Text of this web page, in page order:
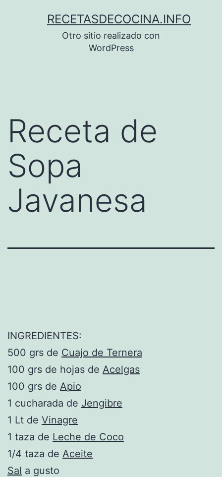
RECETASDECOCINA.INFO
Otro sitio realizado con
WordPress
Receta de
Sopa
Javanesa
INGREDIENTES:
500 grs de Cuajo de Ternera
100 grs de hojas de Acelgas
100 grs de Apio
1 cucharada de Jengibre
1 Lt de Vinagre
1 taza de Leche de Coco
1/4 taza de Aceite
Sal a gusto